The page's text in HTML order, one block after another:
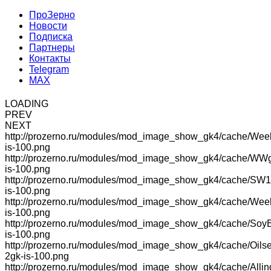
ПроЗерно
Новости
Подписка
Партнеры
Контакты
Telegram
MAX
LOADING
PREV
NEXT
http://prozerno.ru/modules/mod_image_show_gk4/cache/
is-100.png
http://prozerno.ru/modules/mod_image_show_gk4/cache/
is-100.png
http://prozerno.ru/modules/mod_image_show_gk4/cache/
is-100.png
http://prozerno.ru/modules/mod_image_show_gk4/cache/
is-100.png
http://prozerno.ru/modules/mod_image_show_gk4/cache/
is-100.png
http://prozerno.ru/modules/mod_image_show_gk4/cache/
2gk-is-100.png
http://prozerno.ru/modules/mod_image_show_gk4/cache/